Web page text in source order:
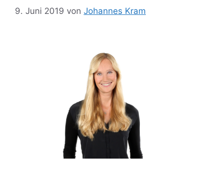
9. Juni 2019 von Johannes Kram